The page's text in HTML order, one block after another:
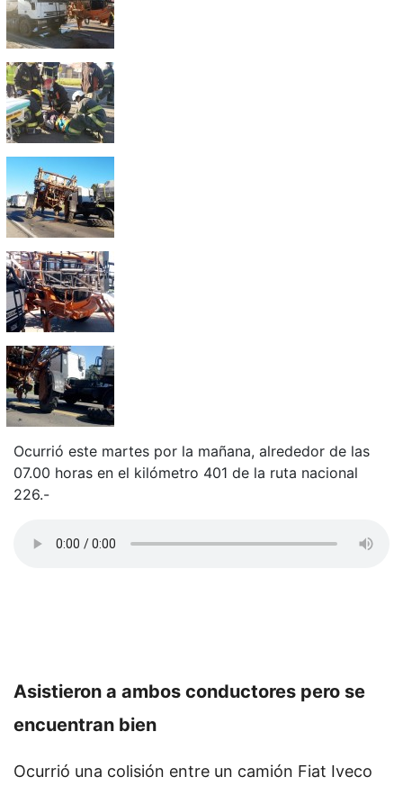
Ocurrió este martes por la mañana, alrededor de las
07.00 horas en el kilómetro 401 de la ruta nacional
226.-
Asistieron a ambos conductores pero se
encuentran bien
Ocurrió una colisión entre un camión Fiat Iveco